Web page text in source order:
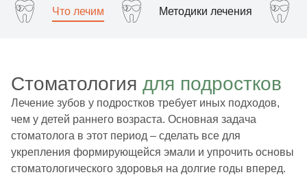
Что лечим Методики лечения
Стоматология для подростков
Лечение зубов у подростков требует иных подходов,
чем у детей раннего возраста. Основная задача
стоматолога в этот период – сделать все для
укрепления формирующейся эмали и упрочить основы
стоматологического здоровья на долгие годы вперед.